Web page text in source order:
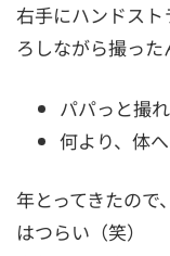
右手にハンドス
ろしながら撮った
パパっと撮
何より、体
年とってきたので
はつらい（笑）